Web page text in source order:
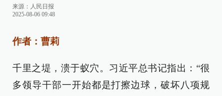
来源： 人民日报
2025-08-06 09:48
作者：曹莉
千里之堤，溃于蚁穴。习近平总书记指出：“很
多领导干部一开始都是打擦边球，破坏八项规